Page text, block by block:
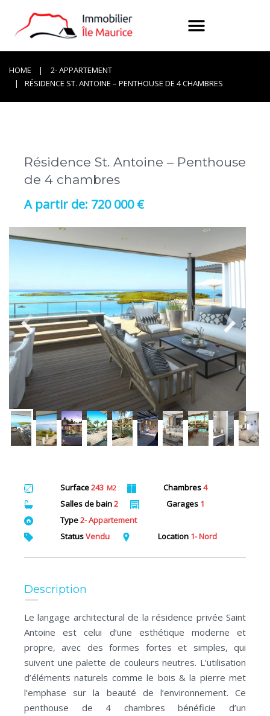
HOME
2- APPARTEMENT
RÉSIDENCE ST. ANTOINE – PENTHOUSE DE 4 CHAMBRES
Résidence St. Antoine – Penthouse
de 4 chambres
720 000 €
Surface243 M2 Chambres4
Salles de bain2 Garages 1
Type2- Appartement
StatusVendu Location 1- Nord
Description
Le langage architectural de la résidence privée Saint
Antoine est celui d’une esthétique moderne et
propre, avec des formes fortes et simples, qui
suivent une palette de couleurs neutres. L’utilisation
d’éléments naturels comme le bois & la pierre met
l’emphase sur la beauté de l’environnement. Ce
penthouse de 4 chambres bénéficie d’un